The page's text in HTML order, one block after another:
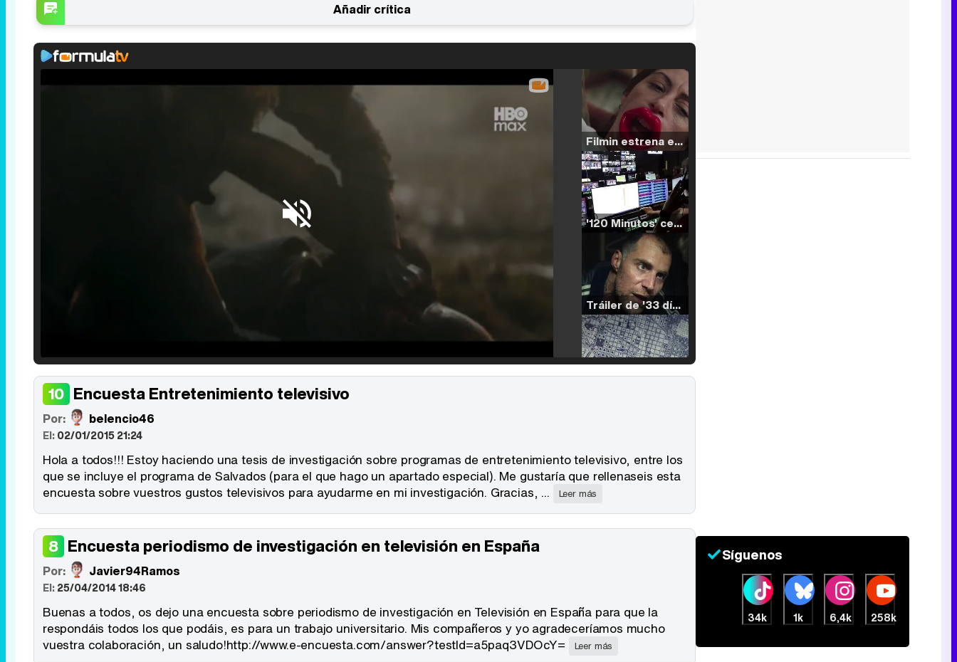
Añadir crítica
Filmin estrena el tráiler de 'Millennial Mal', su nueva comedia universitaria de la mano de Lorena Iglesias
'120 Minutos' celebra sus 2.000 programas en Telemadrid con un vídeo del día a día en la redacción
Tráiler de '33 días', la nueva serie de Atresplayer con Julián Villagrán y José Manuel Poga
Tráiler de la tercera temporada de 'The Walking Dead: Dead City' de AMC+
10 Encuesta Entretenimiento televisivo
Por: belencio46
El:02/01/2015 21:24
Hola a todos!!! Estoy haciendo una tesis de investigación sobre programas de entretenimiento televisivo, entre los
que se incluye el programa de Salvados (para el que hago un apartado especial). Me gustaría que rellenaseis esta
encuesta sobre vuestros gustos televisivos para ayudarme en mi investigación. Gracias, ...
Leer más
8 Encuesta periodismo de investigación en televisión en España
Por: Javier94Ramos
El:25/04/2014 18:46
Buenas a todos, os dejo una encuesta sobre periodismo de investigación en Televisión en España para que la
respondáis todos los que podáis, es para un trabajo universitario. Mis compañeros y yo agradeceríamos mucho
vuestra colaboración, un saludo!http://www.e-encuesta.com/answer?testId=a5paq3VDOcY=
Leer más
Síguenos
34k 1k 6,4k 258k